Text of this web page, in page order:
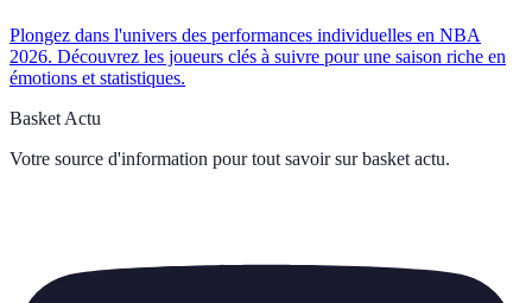
Plongez dans l'univers des performances individuelles en NBA
2026. Découvrez les joueurs clés à suivre pour une saison riche en
émotions et statistiques.
Basket Actu
Votre source d'information pour tout savoir sur basket actu.